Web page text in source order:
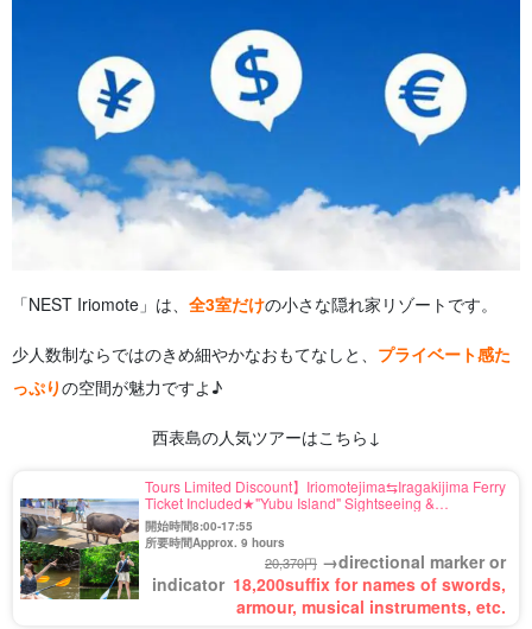
「NEST Iriomote」は、 全3室だけの小さな隠れ家リゾートです。
少人数制ならではのきめ細やかなおもてなしと、 プライベート感た
っぷりの空間が魅力ですよ♪
西表島の人気ツアーはこちら↓
Tours Limited Discount】Iriomotejima⇆Iragakijima Ferry
Ticket Included★"Yubu Island" Sightseeing &
Iriomotejima Jungle SUP or Canoe Tour by Buffalo
Car★Free Photo (No.546)
開始時間8:00-17:55
所要時間Approx. 9 hours
20,370円 →directional marker or
indicator 18,200suffix for names of swords,
armour, musical instruments, etc.